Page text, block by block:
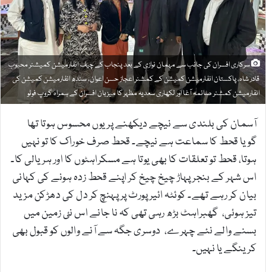
سرکاری افسران کی جانب سے مہمان نوازی کے بعد پنجاب کے چیف انفارمیشن کمیشنر محبوب
قادر شاہ، پاکستان انفارمیشن کمیشن کے کمشنر اعجاز حسن اعوان، سندھ انفارمیشن کمیشن کی
انفارمیشن کمشنر صائمہ آغا اور لکھاری سعدیہ مظہر کا میزبان افسران کے ہمراہ گروپ فوٹو
آسمان کی بلندی سے نیچے دیکھنے پر یوں محسوس ہوتا تھا
گویا قحط کا سماعت ہے نیچے۔ قحط صرف خوراک کا تو نہیں
ہوتا، قحط تو تعلقات کا بھی یوتا ہے مسکراہٹوں کا اور ہریالی کا۔
اس شہر کے بنجر پہاڑ چیخ چیخ کر اپنے قحط زدہ ہونے کی کہانی
بیان کر رہے تھے۔ کوئٹہ ائیر پورٹ پر پہنچ کر دل کی دھڑکن مزید
تیز ہوئی، گھبراہٹ بڑھ رہی تھی کہ نا جانے اس نئ زمین میں
بسنے والے نئے چہرے، دوسری جگہ سے آنے والوں کو قبول بھی
کرینگے یا نہیں۔